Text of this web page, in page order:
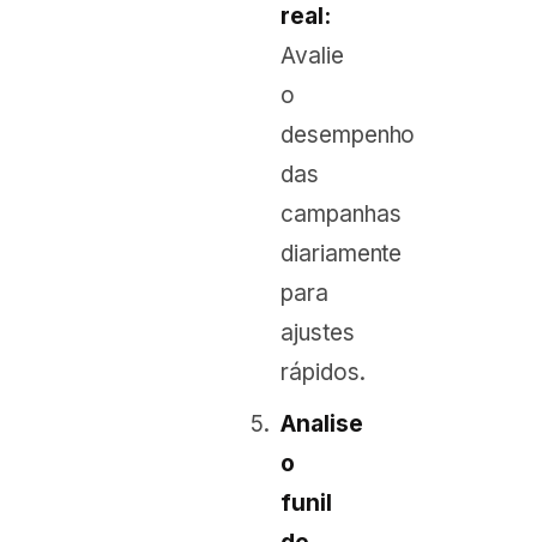
real:
Avalie
o
desempenho
das
campanhas
diariamente
para
ajustes
rápidos.
Analise
o
funil